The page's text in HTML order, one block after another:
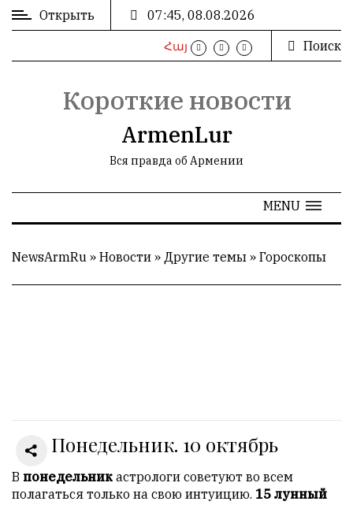
ВХОД
РЕГИСТРАЦИЯ
РЕКЛАМА
1
Гостей:
Пользователей:
0
Открыть 07:45, 08.08.2026
Հայ Поиск
Короткие новости
ArmenLur
Вся правда об Армении
MENU
NewsArmRu » Новости » Другие темы » Гороскопы
Понедельник. 10 октябрь
В понедельник астрологи советуют во всем
полагаться только на свою интуицию. 15 лунный